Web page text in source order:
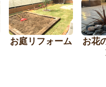
お庭リフォーム
お花